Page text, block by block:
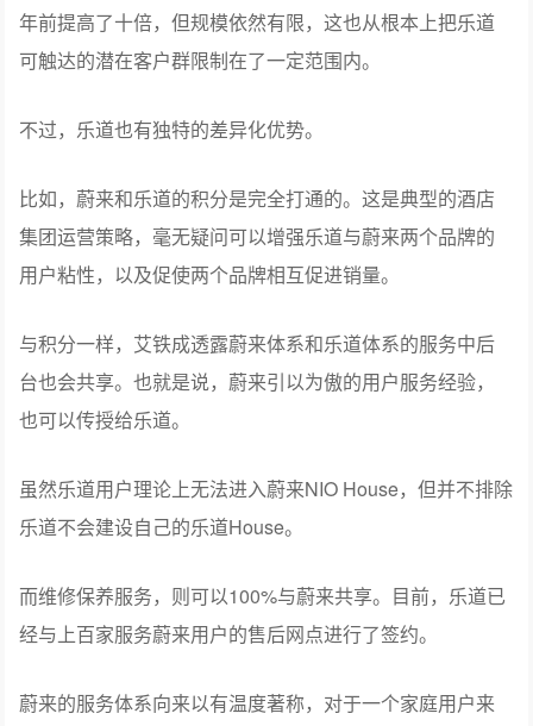
年前提高了十倍，但规模依然有限，这也从根本上把乐道
可触达的潜在客户群限制在了一定范围内。
不过，乐道也有独特的差异化优势。
比如，蔚来和乐道的积分是完全打通的。这是典型的酒店
集团运营策略，毫无疑问可以增强乐道与蔚来两个品牌的
用户粘性，以及促使两个品牌相互促进销量。
与积分一样，艾铁成透露蔚来体系和乐道体系的服务中后
台也会共享。也就是说，蔚来引以为傲的用户服务经验，
也可以传授给乐道。
虽然乐道用户理论上无法进入蔚来NIO House，但并不排除
乐道不会建设自己的乐道House。
而维修保养服务，则可以100%与蔚来共享。目前，乐道已
经与上百家服务蔚来用户的售后网点进行了签约。
蔚来的服务体系向来以有温度著称，对于一个家庭用户来